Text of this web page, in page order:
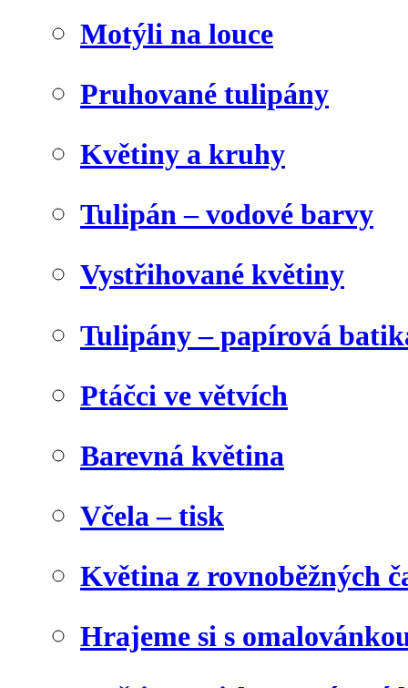
Motýli na louce
Pruhované tulipány
Květiny a kruhy
Tulipán – vodové barvy
Vystřihované květiny
Tulipány – papírová
Ptáčci ve větvích
Barevná květina
Včela – tisk
Květina z rovnoběžných
Hrajeme si s